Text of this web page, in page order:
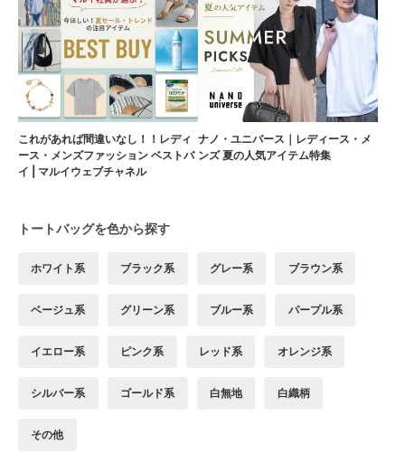
これがあれば間違いなし！！レディ
ース・メンズファッション ベストバ
イ | マルイウェブチャネル
ナノ・ユニバース｜レディース・メ
ンズ 夏の人気アイテム特集
トートバッグを色から探す
ホワイト系 ブラック系 グレー系 ブラウン系
ベージュ系 グリーン系 ブルー系 パープル系
イエロー系 ピンク系 レッド系 オレンジ系
シルバー系 ゴールド系 白無地 白織柄
その他